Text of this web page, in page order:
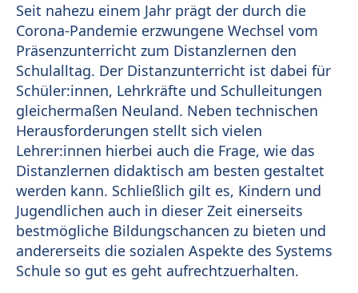
Seit nahezu einem Jahr prägt der durch die
Corona-Pandemie erzwungene Wechsel vom
Präsenzunterricht zum Distanzlernen den
Schulalltag. Der Distanzunterricht ist dabei für
Schüler:innen, Lehrkräfte und Schulleitungen
gleichermaßen Neuland. Neben technischen
Herausforderungen stellt sich vielen
Lehrer:innen hierbei auch die Frage, wie das
Distanzlernen didaktisch am besten gestaltet
werden kann. Schließlich gilt es, Kindern und
Jugendlichen auch in dieser Zeit einerseits
bestmögliche Bildungschancen zu bieten und
andererseits die sozialen Aspekte des Systems
Schule so gut es geht aufrechtzuerhalten.